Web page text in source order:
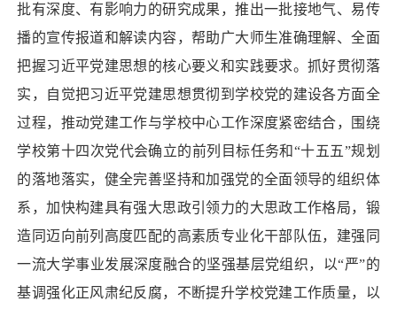
批有深度、有影响力的研究成果，推出一批接地气、易传
播的宣传报道和解读内容，帮助广大师生准确理解、全面
把握习近平党建思想的核心要义和实践要求。抓好贯彻落
实，自觉把习近平党建思想贯彻到学校党的建设各方面全
过程，推动党建工作与学校中心工作深度紧密结合，围绕
学校第十四次党代会确立的前列目标任务和“十五五”规划
的落地落实，健全完善坚持和加强党的全面领导的组织体
系，加快构建具有强大思政引领力的大思政工作格局，锻
造同迈向前列高度匹配的高素质专业化干部队伍，建强同
一流大学事业发展深度融合的坚强基层党组织，以“严”的
基调强化正风肃纪反腐，不断提升学校党建工作质量，以